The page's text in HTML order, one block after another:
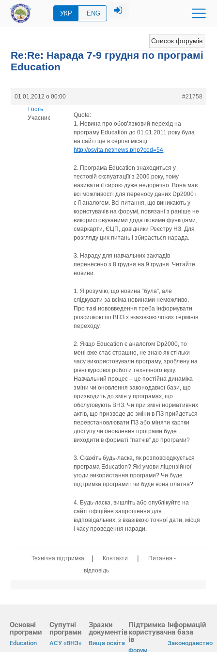
УКР ENG
Список форумів
Re:Re: Нарада 7-9 грудня по програмі
Education
01.01.2012 о 00:00
#21758
Гость
Учасник
Quote:
1. Новина про обов’язковий перехід на
програму Education до 01.01.2011 року була
на сайті ще в серпні місяці
http://osvita.net/news.php?cod=54
2. Програма Education знаходиться у
тестовій єкспуатаціїї з 2006 року, тому
називати її сирою дуже недоречно. Вона має
всі можливості для переносу даних Dp2000 і
є її аналогом. Всі питання, що виникають у
користувачів на форумі, повязані з раніше не
використовуваними додатковими функціями,
смаркарти, ЄЦП, довідники Реєстру НЗ. Для
розгляду цих питань і збирається нарада.
3. Нараду для навчальних закладів
перенесено з 8 грудня на 9 грудня. Читайте
новини.
1. Я розумію, що новина “була”, але
слідкувати за всіма новинами неможливо.
Про такі нововведення треба інформувати
розсилкою по ВНЗ з вказівкою чітких термінів
переходу.
2. Якщо Education є аналогом Dp2000, то
мені вже стає страшно, не знаю як стільки
часу використовували програму, зроблену на
рівні курсової роботи технічного вузу.
Навчальний процес – це постійна динаміка
зміни чи оновлення законодавчої бази, що
призводить до змін у програмах, що
обслуговують ВНЗ. Чи при зміні нормативних
актів, що призведе до зміни в ПЗ прийдеться
перевстановлювати ПЗ або міняти картки
доступу чи оновлення програми буде
виходити в форматі “патчів” до програми?
3. Скажіть будь-ласка, як розповсюджується
програма Education? Які умови ліцензійної
угоди використання програми? Чи буде
підтримка програми і чи буде вона платна?
4. Будь-ласка, вишліть або опублікуйте на
сайті офіційне запрошення для
відповідальних, з вказівкою точної дати, місця
і часу проведення наради.
Технічна підтримка | Контакти |
Питання -
відповідь
Основні
програми
Education
Супутні
програми
АСУ «ВНЗ»
Зразки
документів
Вища освіта
Підтримка
користувач
ів
Форум
Інформацій
на база
Законодавство